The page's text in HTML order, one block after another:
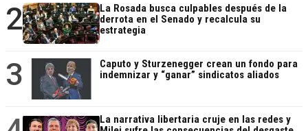
2
La Rosada busca culpables después de la
derrota en el Senado y recalcula su
estrategia
3
Caputo y Sturzenegger crean un fondo para
indemnizar y “ganar” sindicatos aliados
La narrativa libertaria cruje en las redes y